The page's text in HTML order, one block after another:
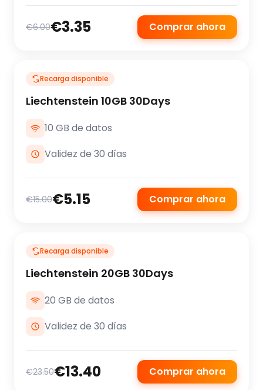
€6.00€3.35 Comprar ahora
Recarga disponible
Liechtenstein 10GB 30Days
10 GB de datos
Validez de 30 días
€15.00€5.15 Comprar ahora
Recarga disponible
Liechtenstein 20GB 30Days
20 GB de datos
Validez de 30 días
€23.50€13.40 Comprar ahora